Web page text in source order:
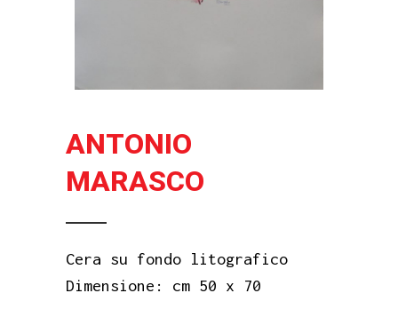
ANTONIO
MARASCO
Cera su fondo litografico
Dimensione: cm 50 x 70